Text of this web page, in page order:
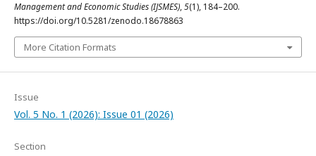
Management and Economic Studies (IJSMES),5(1), 184–200.
https://doi.org/10.5281/zenodo.18678863
More Citation Formats
Issue
Vol. 5 No. 1 (2026): Issue 01 (2026)
Section